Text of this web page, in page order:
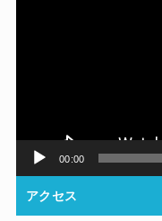
00:00
アクセス